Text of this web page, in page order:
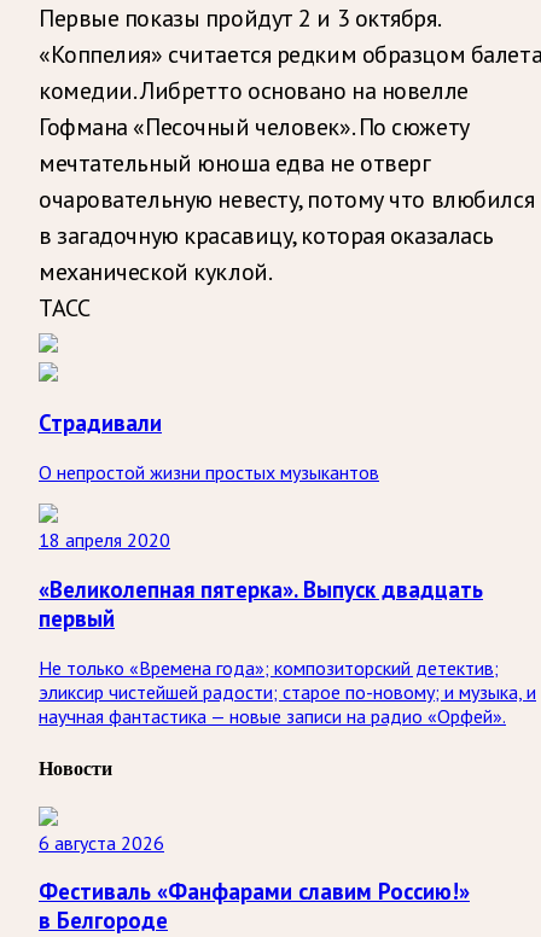
Первые показы пройдут 2 и 3 октября.
«Коппелия» считается редким образцом
комедии. Либретто основано на новелле
Гофмана «Песочный человек». По сюжету
мечтательный юноша едва не отверг
очаровательную невесту, потому что влюбился
в загадочную красавицу, которая оказалась
механической куклой.
ТАСС
Страдивали
О непростой жизни простых музыкантов
18 апреля 2020
«Великолепная пятерка». Выпуск двадцать
первый
Не только «Времена года»; композиторский детектив;
эликсир чистейшей радости; старое по-новому; и музыка, и
научная фантастика — новые записи на радио «Орфей».
Новости
6 августа 2026
Фестиваль «Фанфарами славим Россию!»
в Белгороде